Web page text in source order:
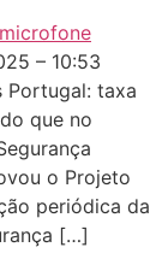
– 10:53
Portugal: taxa
que no
o Projeto
periódica da
[…]